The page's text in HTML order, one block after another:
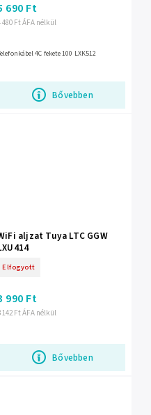
480 Ft ÁFA nélkül
690 Ft
Bővebben
4C fekete 100 LXK512
aljzat Tuya LTC GGW
Elfogyott
142 Ft ÁFA nélkül
990 Ft
Bővebben